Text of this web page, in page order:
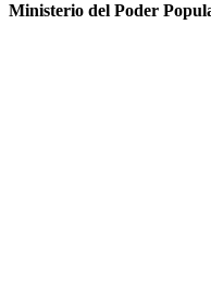
Ministerio del Poder